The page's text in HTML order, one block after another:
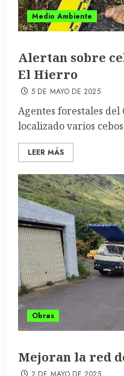
Medio Ambiente
Alertan sobre
El Hierro
5 DE MAYO DE 2025
Agentes forestales
localizado varios
LEER MÁS
Obras
Mejoran la red